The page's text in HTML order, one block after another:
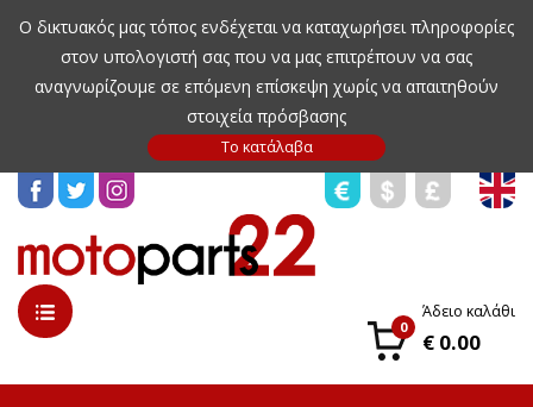
Ο δικτυακός μας τόπος ενδέχεται να καταχωρήσει πληροφορίες
στον υπολογιστή σας που να μας επιτρέπουν να σας
αναγνωρίζουμε σε επόμενη επίσκεψη χωρίς να απαιτηθούν
στοιχεία πρόσβασης
0
Άδειο καλάθι
€ 0.00